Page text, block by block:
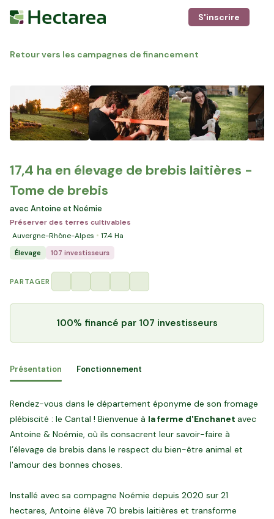
S'inscrire
Retour vers les campagnes de financement
17,4 ha en élevage de brebis laitières -
Tome de brebis
avec Antoine et Noémie
Préserver des terres cultivables
Auvergne-Rhône-Alpes
17.4Ha
Élevage 107 investisseurs
PARTAGER
100% financé par 107 investisseurs
Présentation Fonctionnement
Rendez-vous dans le département éponyme de son fromage
plébiscité : le Cantal ! Bienvenue à la ferme d'Enchanet avec
Antoine & Noémie, où ils consacrent leur savoir-faire à
l’élevage de brebis dans le respect du bien-être animal et
l'amour des bonnes choses.
Installé avec sa compagne Noémie depuis 2020 sur 21
hectares, Antoine élève 70 brebis laitières et transforme